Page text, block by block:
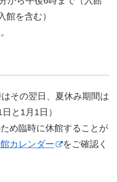
館を含む）
その翌日、夏休み期間は
と1月1日）
め臨時に休館することが
カレンダー
をご確認く